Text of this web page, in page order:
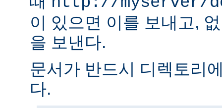
이 있으면 이를 보내고,
을 보낸다.
문서가 반드시 디렉토리
다.